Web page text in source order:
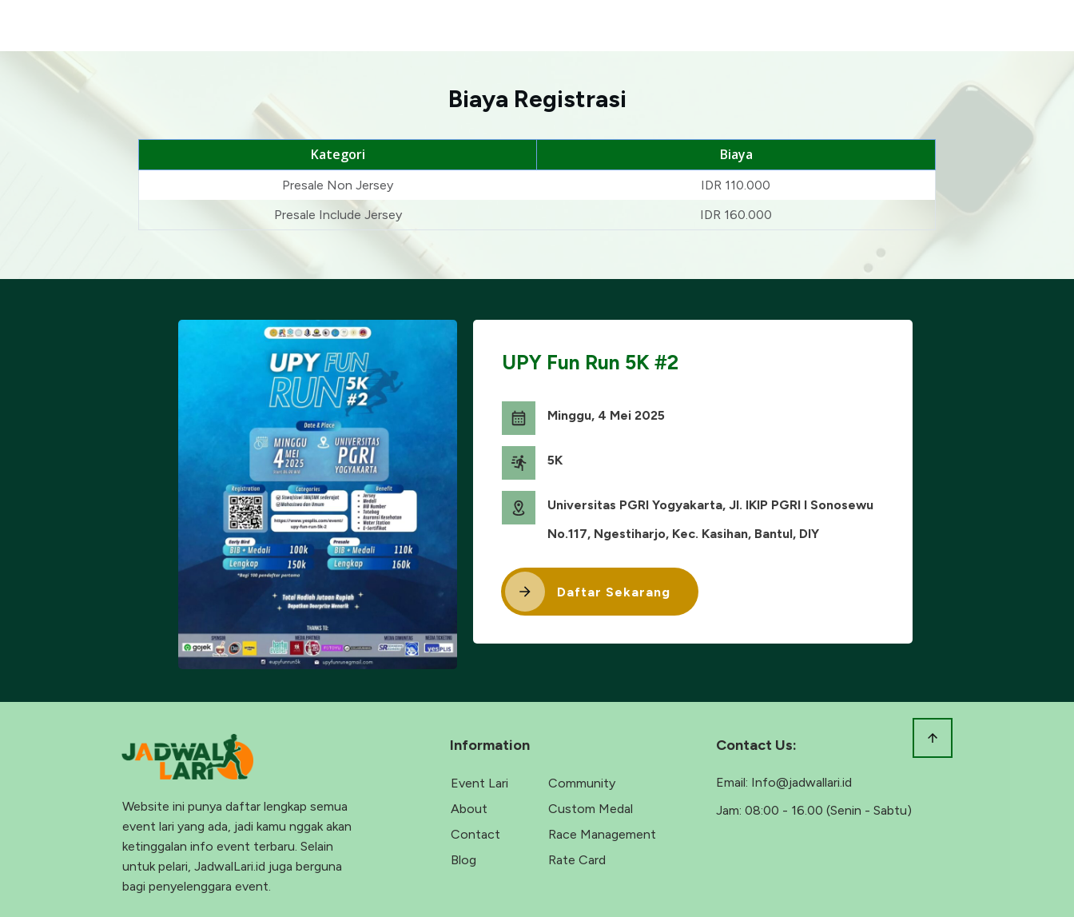
Biaya Registrasi
Kategori Biaya
Presale Non Jersey
IDR 110.000
Presale Include Jersey
IDR 160.000
UPY Fun Run 5K #2
Minggu, 4 Mei 2025
5K
Universitas PGRI Yogyakarta, Jl. IKIP PGRI I Sonosewu
No.117, Ngestiharjo, Kec. Kasihan, Bantul, DIY
Daftar Sekarang
Website ini punya daftar lengkap semua
event lari yang ada, jadi kamu nggak akan
ketinggalan info event terbaru. Selain
untuk pelari, JadwalLari.id juga berguna
bagi penyelenggara event.
Information
Event Lari
About
Contact
Blog
Community
Custom Medal
Race Management
Rate Card
Contact Us:
Email: Info@jadwallari.id
Jam:08:00 - 16.00 (Senin - Sabtu)